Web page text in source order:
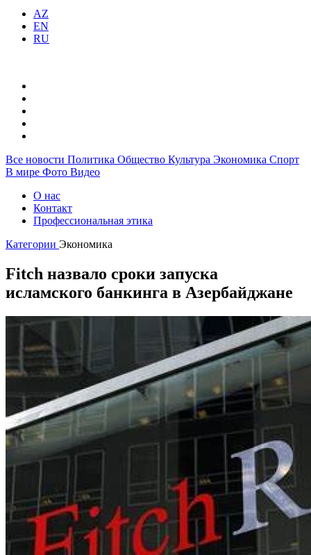
AZ
EN
RU
Все новости Политика Общество Культура Экономика Спорт
В мире Фото Видео
О нас
Контакт
Профессиональная этика
Категории Экономика
Fitch назвало сроки запуска
исламского банкинга в Азербайджане